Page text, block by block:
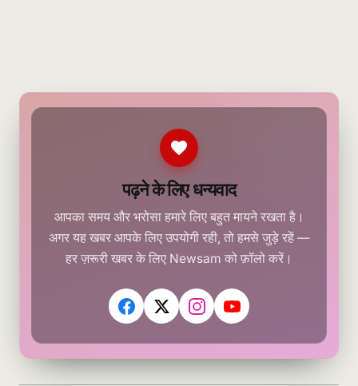
पढ़ने के लिए धन्यवाद
आपका समय और भरोसा हमारे लिए बहुत मायने रखता है।
अगर यह खबर आपके लिए उपयोगी रही, तो हमसे जुड़े रहें —
हर ज़रूरी खबर के लिए Newsam को फ़ॉलो करें।